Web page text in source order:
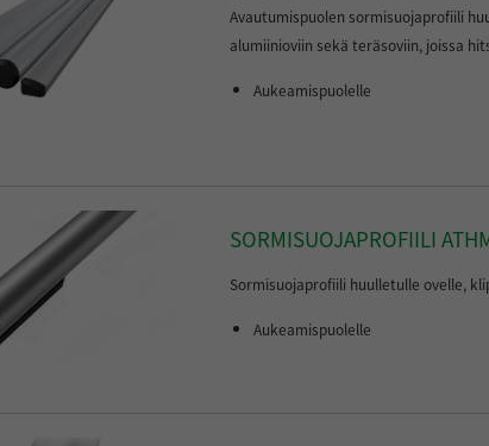
Avautumispuolen sormisuojaprofiili
alumiinioviin sekä teräsoviin, joissa
Aukeamispuolelle
SORMISUOJAPROFIILI
Sormisuojaprofiili huulletulle ovelle,
Aukeamispuolelle